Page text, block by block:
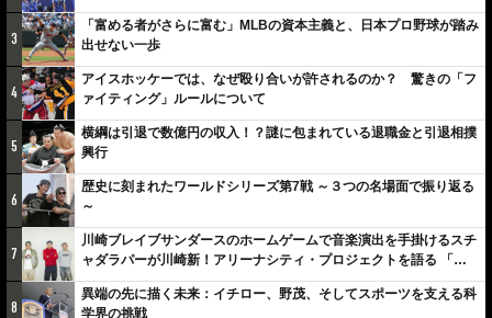
3
「富める者がさらに富む」MLBの資本主義と、日本プロ野球が踏み
出せない一歩
4
アイスホッケーでは、なぜ殴り合いが許されるのか？ 驚きの「フ
ァイティング」ルールについて
5
横綱は引退で数億円の収入！？謎に包まれている退職金と引退相撲
興行
6
歴史に刻まれたワールドシリーズ第7戦 ～３つの名場面で振り返る
～
7
川崎ブレイブサンダースのホームゲームで音楽演出を手掛けるスチ
ャダラパーが川崎新！アリーナシティ・プロジェクトを語る 「楽
しみでしかないでしょ。川崎は、ずっと成長曲線だから」
8
異端の先に描く未来：イチロー、野茂、そしてスポーツを支える科
学界の挑戦